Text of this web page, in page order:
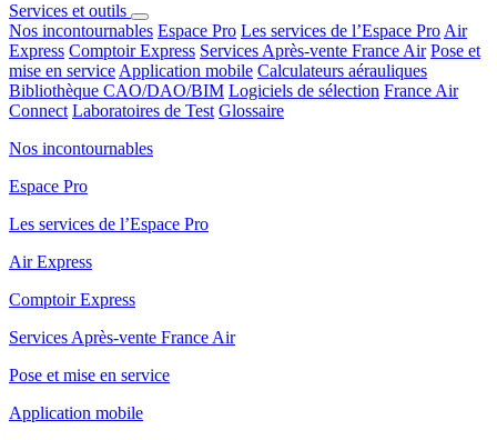
Services et outils
Nos incontournables Espace Pro Les services de l’Espace Pro Air
Express Comptoir Express Services Après-vente France Air Pose et
mise en service Application mobile Calculateurs aérauliques
Bibliothèque CAO/DAO/BIM Logiciels de sélection France Air
Connect Laboratoires de Test Glossaire
Nos incontournables
Espace Pro
Les services de l’Espace Pro
Air Express
Comptoir Express
Services Après-vente France Air
Pose et mise en service
Application mobile